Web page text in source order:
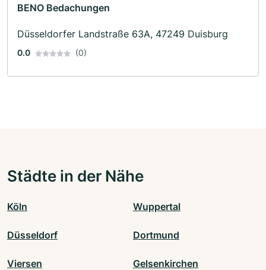
BENO Bedachungen
Düsseldorfer Landstraße 63A, 47249 Duisburg
0.0 (0)
Städte in der Nähe
Köln Wuppertal
Düsseldorf Dortmund
Viersen Gelsenkirchen